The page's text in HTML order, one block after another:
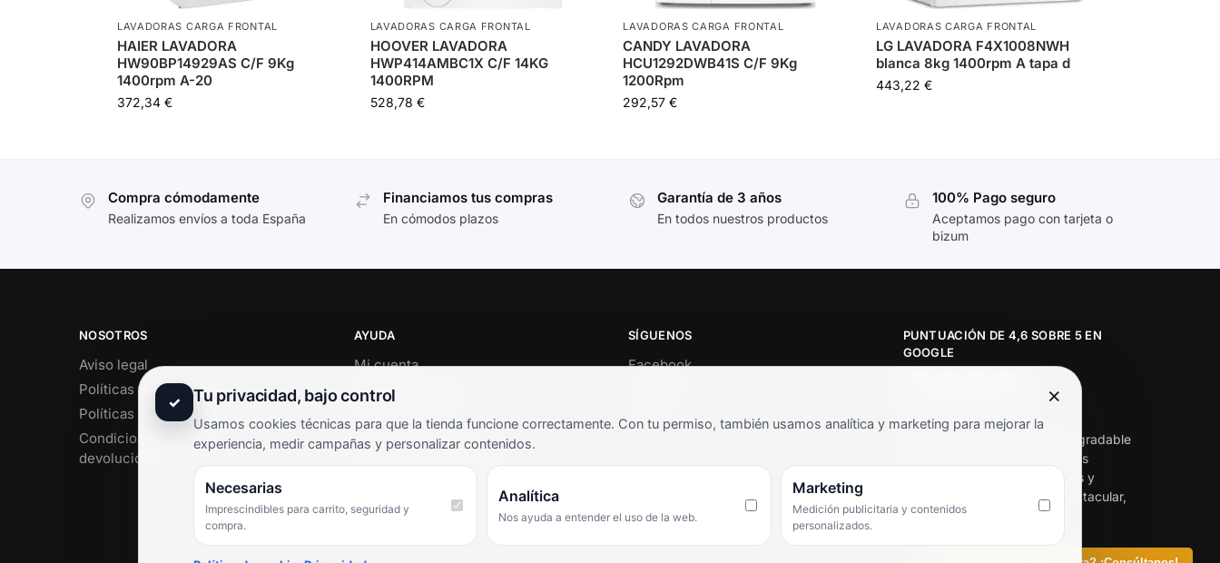
LAVADORAS CARGA FRONTAL
HAIER LAVADORA
HW90BP14929AS C/F 9Kg
1400rpm A-20
372,34 €
LAVADORAS CARGA FRONTAL
HOOVER LAVADORA
HWP414AMBC1X C/F 14KG
1400RPM
528,78 €
LAVADORAS CARGA FRONTAL
CANDY LAVADORA
HCU1292DWB41S C/F 9Kg
1200Rpm
292,57€
LAVADORAS CARGA FRONTAL
LG LAVADORA F4X1008NWH
blanca 8kg 1400rpm A tapa d
443,22€
Compra cómodamente
Realizamos envíos a toda España
Financiamos tus compras
En cómodos plazos
Garantía de 3 años
En todos nuestros productos
100% Pago seguro
Aceptamos pago con tarjeta o
bizum
NOSOTROS
Aviso legal
Políticas de privacidad
Políticas de cookies
Condiciones de envío y
devoluciones
AYUDA
Mi cuenta
Soporte al cliente
Términos y condiciones
Preguntas frecuentes
SÍGUENOS
Facebook
PUNTUACIÓN DE 4,6 SOBRE 5 EN
GOOGLE
★★★★★
«Servicio de calidad y trato agradable
con precios excelentes. Hemos
comprado en varias ocasiones y
siempre dan respuesta. Espectacular,
servicio de 10.»
✓ Tu privacidad, bajo control ×
Usamos cookies técnicas para que la tienda funcione correctamente. Con tu permiso, también usamos analítica y marketing para mejorar la
experiencia, medir campañas y personalizar contenidos.
Necesarias
Imprescindibles para carrito, seguridad y
compra.
Analítica
Nos ayuda a entender el uso de la web.
Marketing
Medición publicitaria y contenidos
personalizados.